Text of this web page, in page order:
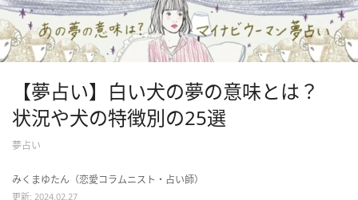
【夢占い】白い犬の夢の意味とは？
状況や犬の特徴別の25選
夢占い
みくまゆたん（恋愛コラムニスト・占い師）
更新: 2024.02.27